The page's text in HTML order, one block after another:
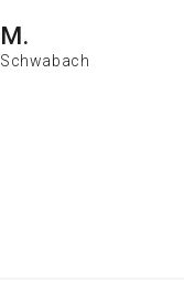
M.
Schwabach